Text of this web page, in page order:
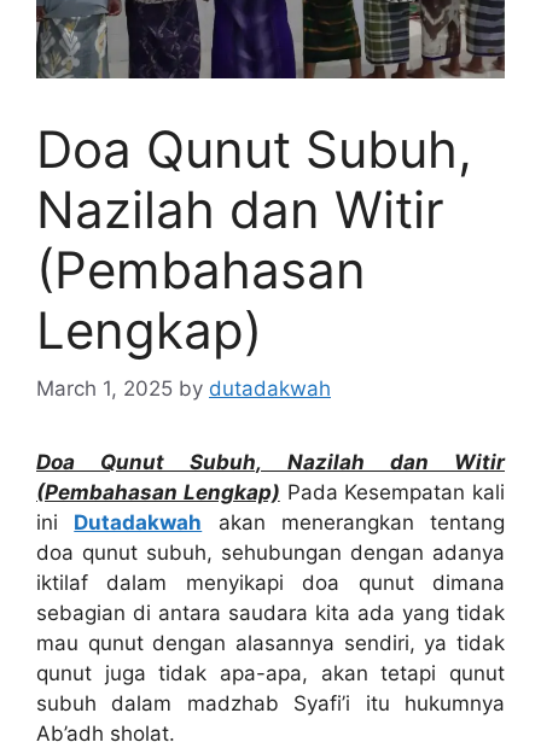
Doa Qunut Subuh,
Nazilah dan Witir
(Pembahasan
Lengkap)
March 1, 2025 by dutadakwah
Doa Qunut Subuh, Nazilah dan Witir
(Pembahasan Lengkap) Pada Kesempatan kali
ini Dutadakwah akan menerangkan tentang
doa qunut subuh, sehubungan dengan adanya
iktilaf dalam menyikapi doa qunut dimana
sebagian di antara saudara kita ada yang tidak
mau qunut dengan alasannya sendiri, ya tidak
qunut juga tidak apa-apa, akan tetapi qunut
subuh dalam madzhab Syafi’i itu hukumnya
Ab’adh sholat.